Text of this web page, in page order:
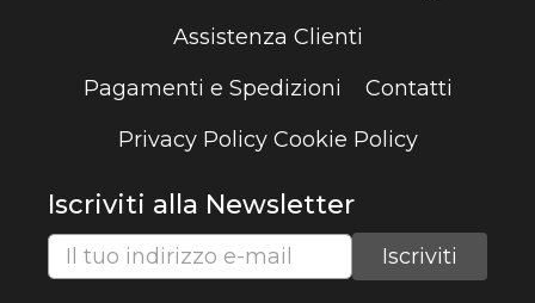
Assistenza Clienti
Pagamenti e Spedizioni
Contatti
Privacy Policy Cookie Policy
Iscriviti alla Newsletter